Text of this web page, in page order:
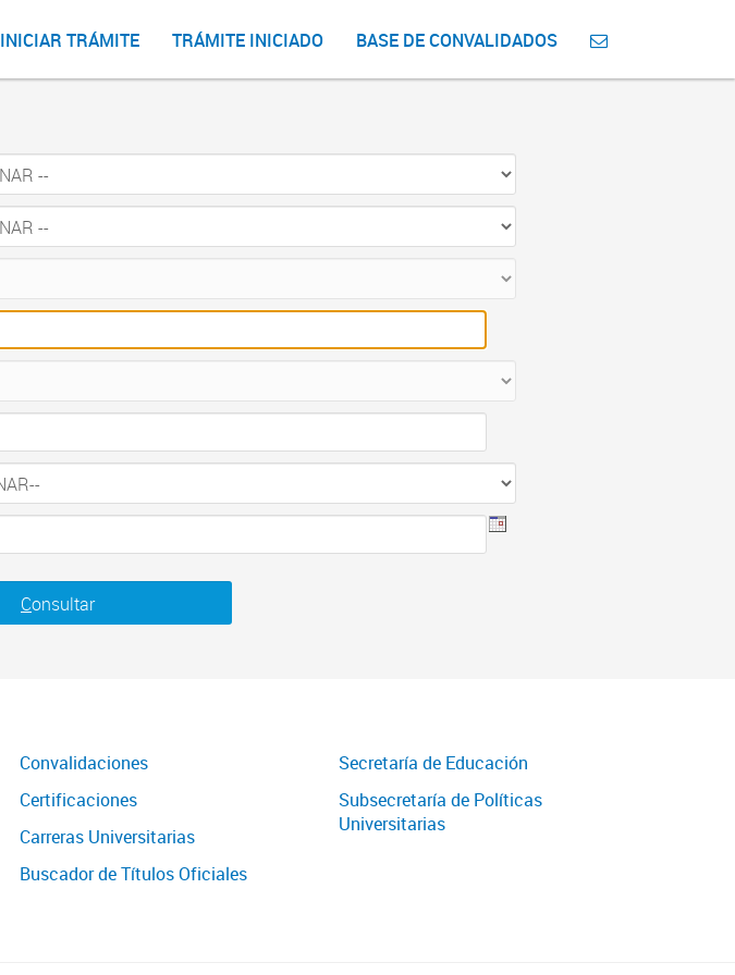
INICIAR TRÁMITE TRÁMITE INICIADO BASE DE CONVALIDADOS
Consultar
Convalidaciones
Certificaciones
Carreras Universitarias
Buscador de Títulos Oficiales
Secretaría de Educación
Subsecretaría de Políticas
Universitarias